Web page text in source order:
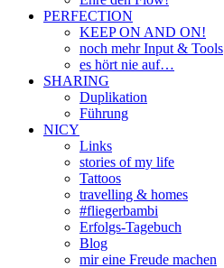
PERFECTION
KEEP ON AND ON!
noch mehr Input & Tools
es hört nie auf…
SHARING
Duplikation
Führung
NICY
Links
stories of my life
Tattoos
travelling & homes
#fliegerbambi
Erfolgs-Tagebuch
Blog
mir eine Freude machen